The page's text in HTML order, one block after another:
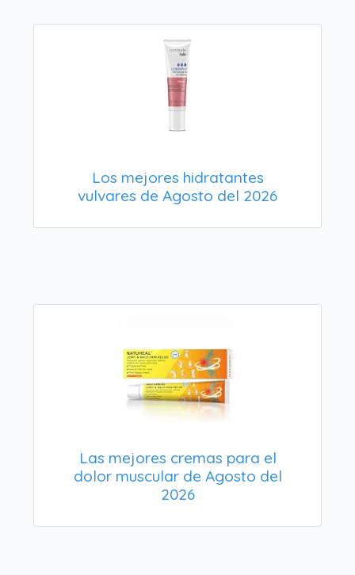
Los mejores hidratantes
vulvares de Agosto del 2026
Las mejores cremas para el
dolor muscular de Agosto del
2026